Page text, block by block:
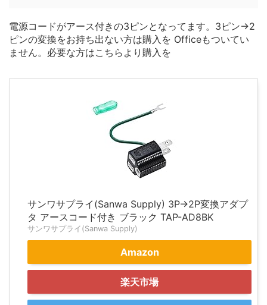
電源コードがアース付きの3ピンとなってます。3ピン→2
ピンの変換をお持ち出ない方は購入を Officeもついてい
ません。必要な方はこちらより購入を
サンワサプライ(Sanwa Supply) 3P→2P変換アダプ
タ アースコード付き ブラック TAP-AD8BK
サンワサプライ(Sanwa Supply)
Amazon
楽天市場